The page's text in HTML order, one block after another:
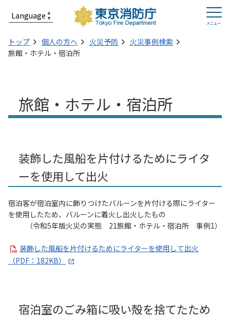
トップ 個人の方へ 火災予防
火災事例検索
旅館・ホテル・宿泊所
旅館・ホテル・宿泊所
装飾した風船を片付けるためにライタ
ーを使用して出火
宿泊客が宿泊室内に飾りつけたバルーンを片付ける際にライター
を使用したため、バルーンに着火し出火したもの
（令和5年版火災の実態 21旅館・ホテル・宿泊所 事例1）
装飾した風船を片付けるためにライターを使用して出火
（PDF：182KB）
宿泊室のごみ箱に吸い殻を捨てたため